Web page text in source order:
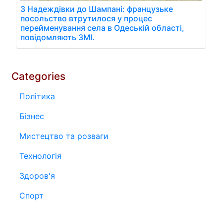
З Надеждівки до Шампані: французьке
посольство втрутилося у процес
перейменування села в Одеській області,
повідомляють ЗМІ.
Categories
Політика
Бізнес
Мистецтво та розваги
Технологія
Здоров'я
Спорт